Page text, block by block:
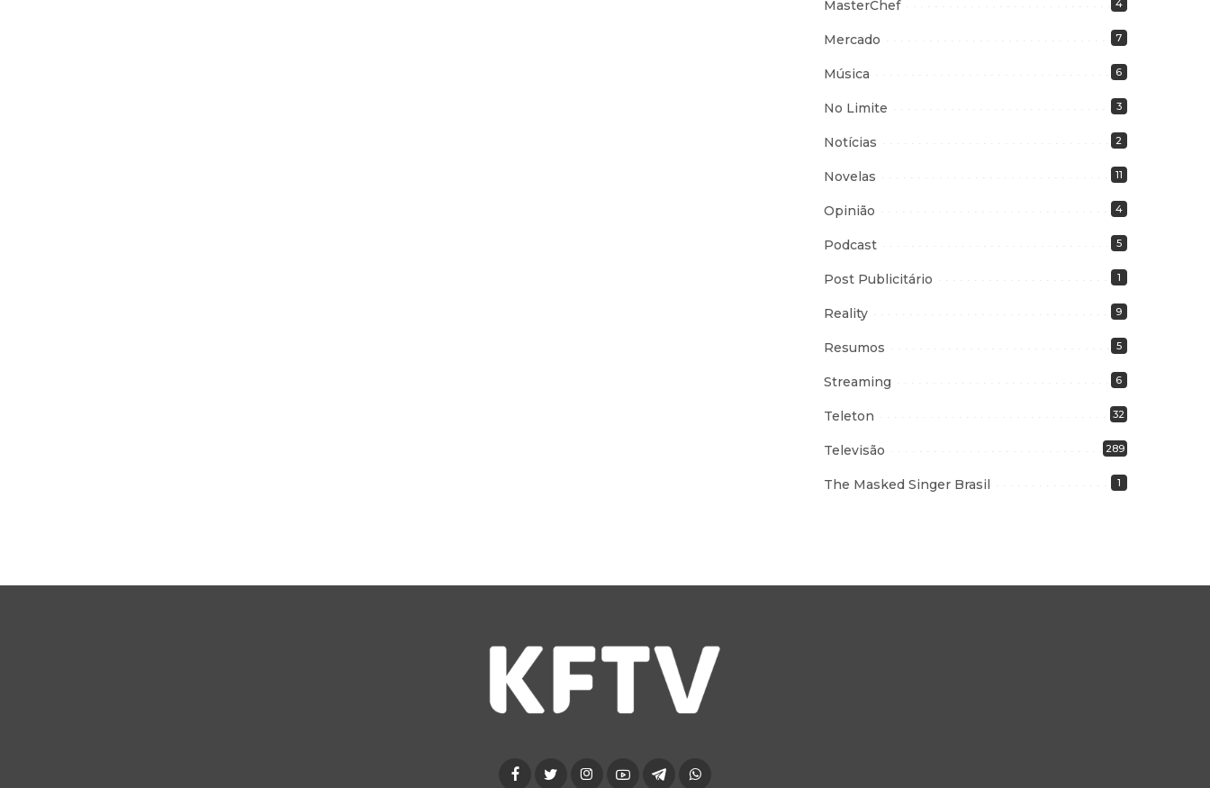
MasterChef 4
Mercado 7
Música 6
No Limite 3
Notícias 2
Novelas 11
Opinião 4
Podcast 5
Post Publicitário 1
Reality 9
Resumos 5
Streaming 6
Teleton 32
Televisão 289
The Masked Singer Brasil 1